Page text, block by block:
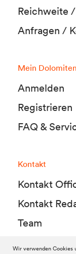
Reichweite
Anfragen /
Mein
Anmelden
Registrieren
FAQ &
Kontakt
Kontakt
Kontakt
Team
Wir verwenden Cookies